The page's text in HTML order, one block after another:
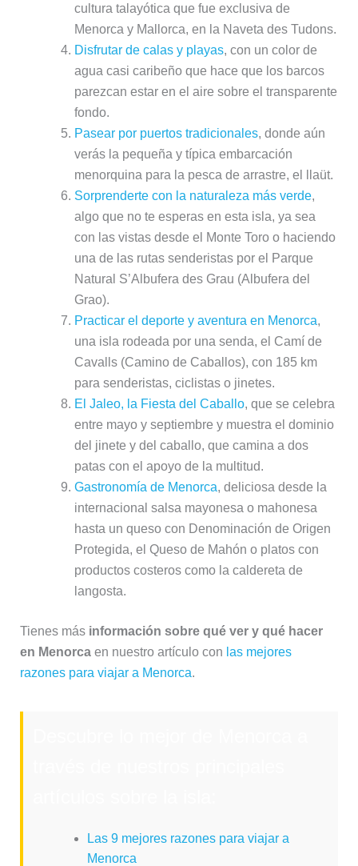
cultura talayótica que fue exclusiva de
Menorca y Mallorca, en la Naveta des Tudons.
Disfrutar de calas y playas, con un color de
agua casi caribeño que hace que los barcos
parezcan estar en el aire sobre el transparente
fondo.
Pasear por puertos tradicionales, donde aún
verás la pequeña y típica embarcación
menorquina para la pesca de arrastre, el llaüt.
Sorprenderte con la naturaleza más verde,
algo que no te esperas en esta isla, ya sea
con las vistas desde el Monte Toro o haciendo
una de las rutas senderistas por el Parque
Natural S’Albufera des Grau (Albufera del
Grao).
Practicar el deporte y aventura en Menorca,
una isla rodeada por una senda, el Camí de
Cavalls (Camino de Caballos), con 185 km
para senderistas, ciclistas o jinetes.
El Jaleo, la Fiesta del Caballo, que se celebra
entre mayo y septiembre y muestra el dominio
del jinete y del caballo, que camina a dos
patas con el apoyo de la multitud.
Gastronomía de Menorca, deliciosa desde la
internacional salsa mayonesa o mahonesa
hasta un queso con Denominación de Origen
Protegida, el Queso de Mahón o platos con
productos costeros como la caldereta de
langosta.
Tienes más información sobre qué ver y qué hacer
en Menorcaen nuestro artículo con las mejores
razones para viajar a Menorca.
Las 9 mejores razones para viajar a
Menorca